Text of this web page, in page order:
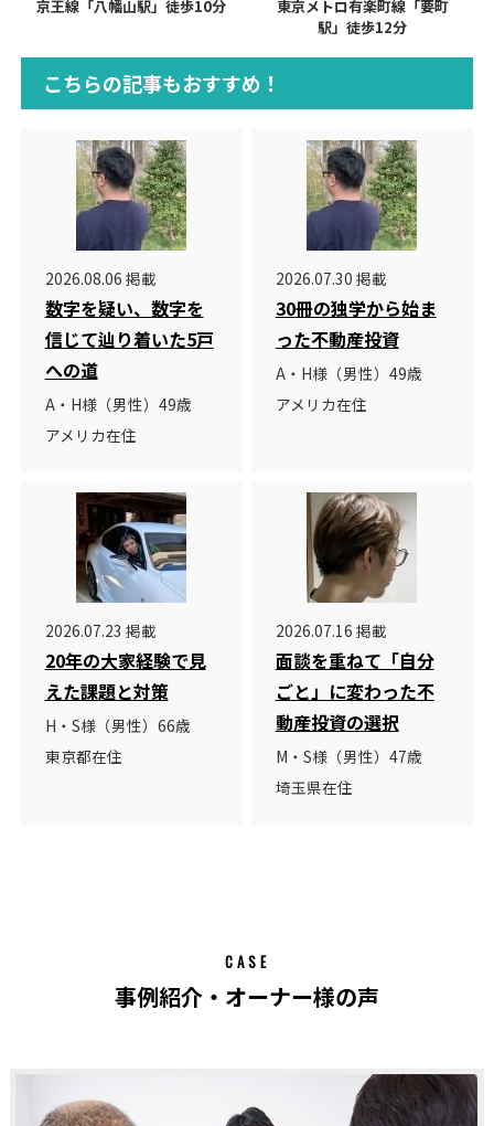
京王線「八幡山駅」徒歩10分
東京メトロ有楽町線「要町
駅」徒歩12分
こちらの記事もおすすめ！
2026.08.06 掲載
数字を疑い、数字を
信じて辿り着いた5戸
への道
A・H様（男性）49歳
アメリカ在住
2026.07.30 掲載
30冊の独学から始ま
った不動産投資
A・H様（男性）49歳
アメリカ在住
2026.07.23 掲載
20年の大家経験で見
えた課題と対策
H・S様（男性）66歳
東京都在住
2026.07.16 掲載
面談を重ねて「自分
ごと」に変わった不
動産投資の選択
M・S様（男性）47歳
埼玉県在住
CASE
事例紹介・オーナー様の声